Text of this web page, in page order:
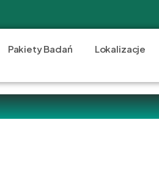
Pakiety Badań Lokalizacje